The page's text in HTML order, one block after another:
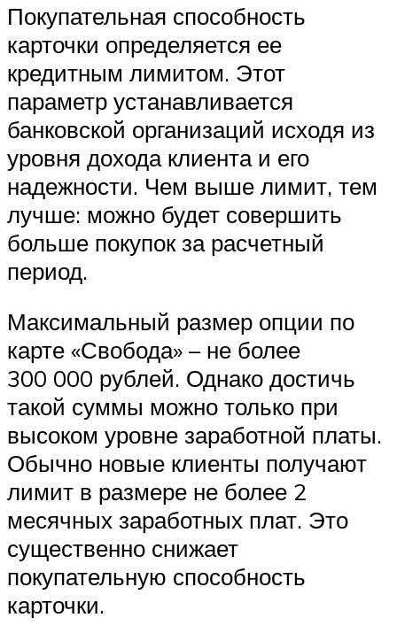
Покупательная способность
карточки определяется ее
кредитным лимитом. Этот
параметр устанавливается
банковской организаций исходя из
уровня дохода клиента и его
надежности. Чем выше лимит, тем
лучше: можно будет совершить
больше покупок за расчетный
период.
Максимальный размер опции по
карте «Свобода» – не более
300 000 рублей. Однако достичь
такой суммы можно только при
высоком уровне заработной платы.
Обычно новые клиенты получают
лимит в размере не более 2
месячных заработных плат. Это
существенно снижает
покупательную способность
карточки.